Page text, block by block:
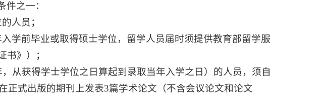
件之一：
人员；
学前毕业或取得硕士学位，留学人员届时须提供教育部留学服
书》）；
从获得学士学位之日算起到录取当年入学之日）的人员，须自
正式出版的期刊上发表3篇学术论文（不含会议论文和论文